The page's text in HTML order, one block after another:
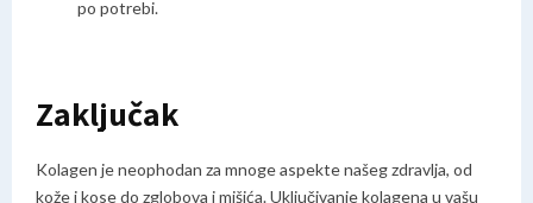
po potrebi.
Zaključak
Kolagen je neophodan za mnoge aspekte našeg zdravlja, od
kože i kose do zglobova i mišića. Uključivanje kolagena u vašu